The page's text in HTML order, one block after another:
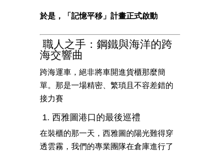
於是，「記憶平移」計畫正式啟動
職人之手：鋼鐵與海洋的跨
海交響曲
跨海運車，絕非將車開進貨櫃那麼簡
單。那是一場精密、繁瑣且不容差錯的
接力賽
1. 西雅圖港口的最後巡禮
在裝櫃的那一天，西雅圖的陽光難得穿
透雲霧，我們的專業團隊在倉庫進行了